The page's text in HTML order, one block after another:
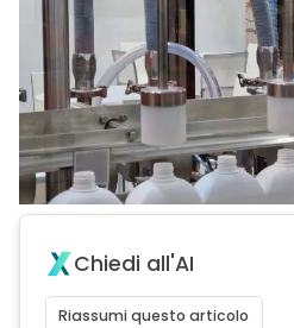
Chiedi all'AI
Riassumi questo articolo